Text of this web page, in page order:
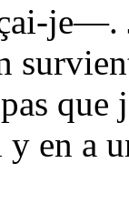
je—.
que
en a